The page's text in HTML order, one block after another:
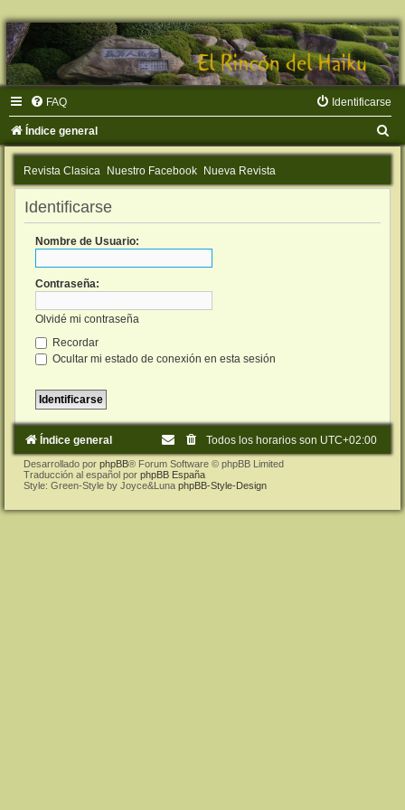
FAQ Identificarse
Índice general
u
Revista Clasica Nuestro Facebook Nueva Revista
Identificarse
Nombre de Usuario:
Contraseña:
Olvidé mi contraseña
Recordar
Ocultar mi estado de conexión en esta sesión
Índice general Todos los horarios son UTC+02:00
Desarrollado por phpBB® Forum Software © phpBB Limited
Traducción al español por phpBB España
Style: Green-Style by Joyce&Luna phpBB-Style-Design